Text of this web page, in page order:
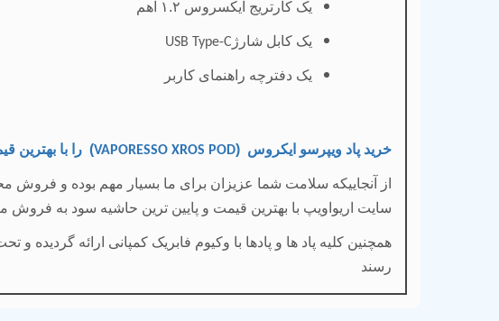
یک کارتریج ایکسروس ۱.۲ اهم
یک کابل شارژ USB Type-C
یک دفترچه راهنمای کاربر
خرید پاد ویپرسو ایکروس (VAPORESSO XROS POD
) را با بهترین
از آنجاییکه سلامت شما عزیزان برای ما بسیار مهم بوده و فروش
سایت اریواویپ با بهترین قیمت و پایین ترین حاشیه سود به
همچنین کلیه پاد ها و پادها با وکیوم فابریک کمپانی ارائه
رسند